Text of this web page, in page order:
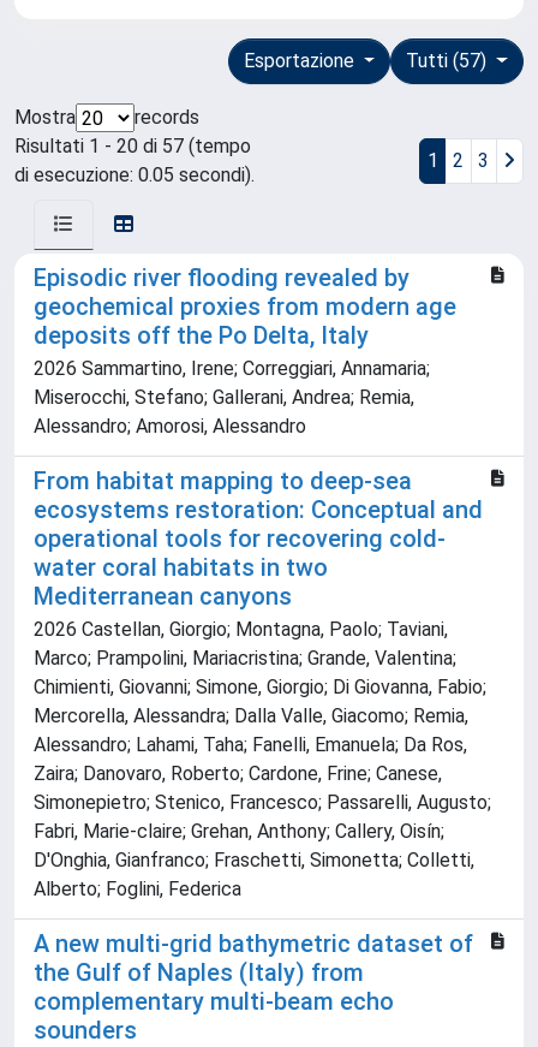
Tutti (57)
Esportazione
Mostra
records
Risultati 1 - 20 di 57 (tempo
di esecuzione: 0.05 secondi).
1 2 3
Episodic river flooding revealed by
geochemical proxies from modern age
deposits off the Po Delta, Italy
2026 Sammartino, Irene; Correggiari, Annamaria;
Miserocchi, Stefano; Gallerani, Andrea; Remia,
Alessandro; Amorosi, Alessandro
From habitat mapping to deep‐sea
ecosystems restoration: Conceptual and
operational tools for recovering cold‐
water coral habitats in two
Mediterranean canyons
2026 Castellan, Giorgio; Montagna, Paolo; Taviani,
Marco; Prampolini, Mariacristina; Grande, Valentina;
Chimienti, Giovanni; Simone, Giorgio; Di Giovanna, Fabio;
Mercorella, Alessandra; Dalla Valle, Giacomo; Remia,
Alessandro; Lahami, Taha; Fanelli, Emanuela; Da Ros,
Zaira; Danovaro, Roberto; Cardone, Frine; Canese,
Simonepietro; Stenico, Francesco; Passarelli, Augusto;
Fabri, Marie‐claire; Grehan, Anthony; Callery, Oisín;
D'Onghia, Gianfranco; Fraschetti, Simonetta; Colletti,
Alberto; Foglini, Federica
A new multi-grid bathymetric dataset of
the Gulf of Naples (Italy) from
complementary multi-beam echo
sounders